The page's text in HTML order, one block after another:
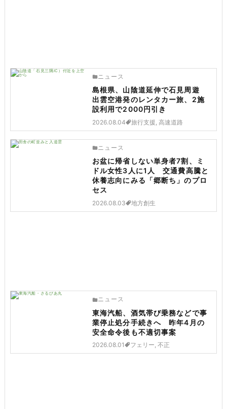
ニュース
島根県、山陰道延伸で石見周遊
出雲空港発のレンタカー旅、2施
設利用で2000円引き
2026.08.04 旅行支援, 高速道路
ニュース
お盆に帰省しない単身者7割、ミ
ドル女性3人に1人 交通費高騰と
休養志向にみる「郷断ち」のプロ
セス
2026.08.03 地方創生
ニュース
東海汽船、酒気帯び乗務などで事
業停止処分手続きへ 昨年4月の
安全命令後も不適切事案
2026.08.01 フェリー, 不正